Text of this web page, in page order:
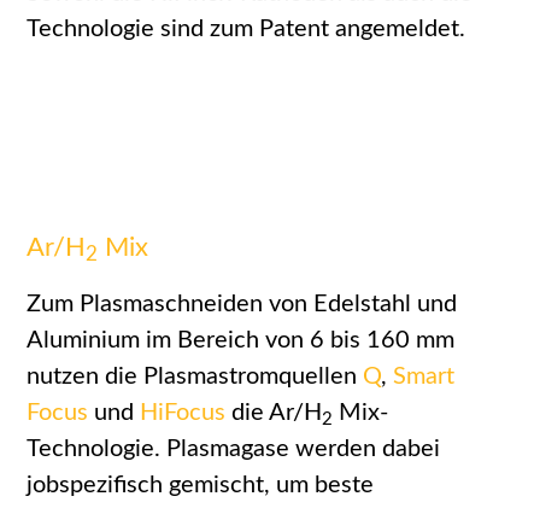
Technologie sind zum Patent angemeldet.
Ar/H 2 Mix
Zum Plasmaschneiden von Edelstahl und
Aluminium im Bereich von 6 bis 160 mm
nutzen die Plasmastromquellen Q,Smart
Focus und HiFocus die Ar/H 2 Mix-
Technologie. Plasmagase werden dabei
jobspezifisch gemischt, um beste